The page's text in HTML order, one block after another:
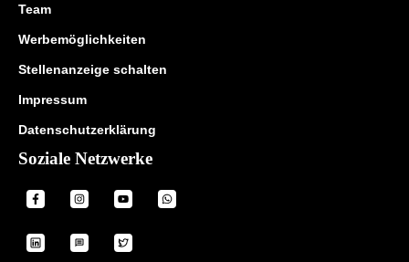
Team
Werbemöglichkeiten
Stellenanzeige schalten
Impressum
Datenschutzerklärung
Soziale Netzwerke